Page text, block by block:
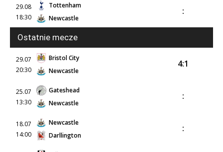
29.08
18:30
Tottenham
Newcastle
:
Ostatnie mecze
29.07
20:30
Bristol City
Newcastle
4:1
25.07
13:30
Gateshead
Newcastle
:
18.07
14:00
Newcastle
Darllington
: